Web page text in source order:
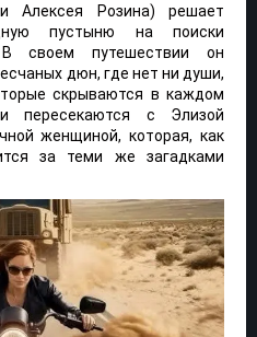
Алексея Розина) решает
пустыню на поиски
В своем путешествии он
дюн, где нет ни души,
скрываются в каждом
пересекаются с Элизой
женщиной, которая, как
за теми же загадками